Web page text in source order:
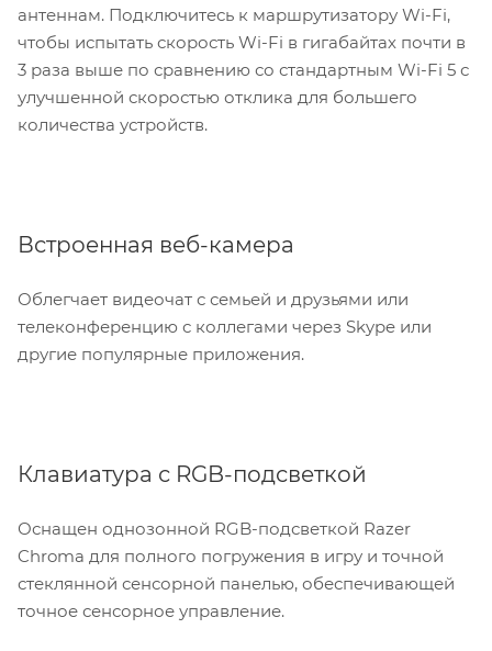
антеннам. Подключитесь к маршрутизатору Wi-Fi,
чтобы испытать скорость Wi-Fi в гигабайтах почти в
3 раза выше по сравнению со стандартным Wi-Fi 5 с
улучшенной скоростью отклика для большего
количества устройств.
Встроенная веб-камера
Облегчает видеочат с семьей и друзьями или
телеконференцию с коллегами через Skype или
другие популярные приложения.
Клавиатура с RGB-подсветкой
Оснащен однозонной RGB-подсветкой Razer
Chroma для полного погружения в игру и точной
стеклянной сенсорной панелью, обеспечивающей
точное сенсорное управление.